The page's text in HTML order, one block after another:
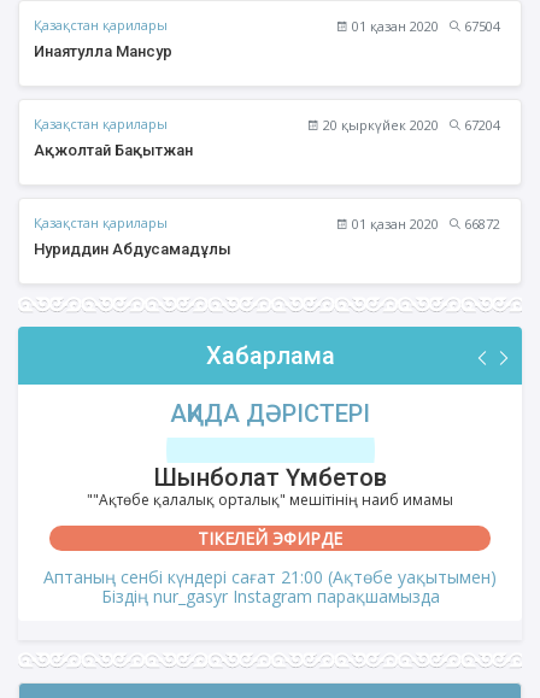
Қазақстан қарилары 01 қазан 2020
67504
Инаятулла Мансур
Қазақстан қарилары 20 қыркүйек 2020
67204
Ақжолтай Бақытжан
Қазақстан қарилары 01 қазан 2020
66872
Нуриддин Абдусамадұлы
Хабарлама
АҚИДА ДӘРІСТЕРІ
Шынболат Үмбетов
""Ақтөбе қалалық орталық" мешітінің наиб имамы
ТІКЕЛЕЙ ЭФИРДЕ
Аптаның сенбі күндері сағат 21:00 (Ақтөбе уақытымен)
Біздің nur_gasyr Instagram парақшамызда